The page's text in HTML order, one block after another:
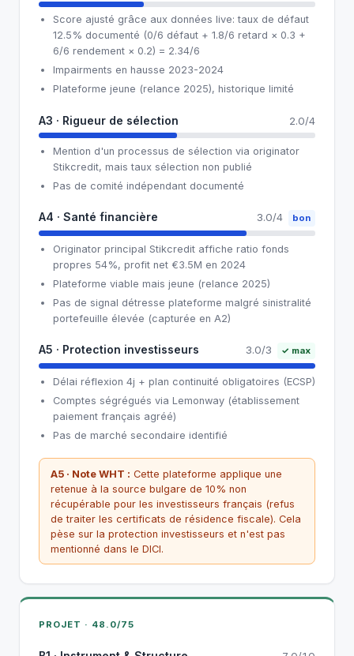
Score ajusté grâce aux données live: taux de défaut
12.5% documenté (0/6 défaut + 1.8/6 retard × 0.3 +
6/6 rendement × 0.2) = 2.34/6
Impairments en hausse 2023-2024
Plateforme jeune (relance 2025), historique limité
A3 · Rigueur de sélection 2.0/4
Mention d'un processus de sélection via originator
Stikcredit, mais taux sélection non publié
Pas de comité indépendant documenté
A4 · Santé financière 3.0/4 bon
Originator principal Stikcredit affiche ratio fonds
propres 54%, profit net €3.5M en 2024
Plateforme viable mais jeune (relance 2025)
Pas de signal détresse plateforme malgré sinistralité
portefeuille élevée (capturée en A2)
A5 · Protection investisseurs 3.0/3 ✓ max
Délai réflexion 4j + plan continuité obligatoires (ECSP)
Comptes ségrégués via Lemonway (établissement
paiement français agréé)
Pas de marché secondaire identifié
A5 · Note WHT : Cette plateforme applique une
retenue à la source bulgare de 10% non
récupérable pour les investisseurs français (refus
de traiter les certificats de résidence fiscale). Cela
pèse sur la protection investisseurs et n'est pas
mentionné dans le DICI.
PROJET · 48.0/75